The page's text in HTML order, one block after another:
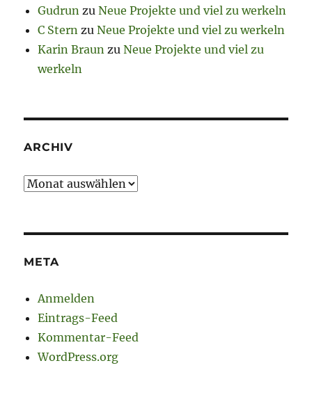
Gudrun zuNeue Projekte und viel zu werkeln
C Stern zuNeue Projekte und viel zu werkeln
Karin Braun zuNeue Projekte und viel zu
werkeln
ARCHIV
Archiv
META
Anmelden
Eintrags-Feed
Kommentar-Feed
WordPress.org